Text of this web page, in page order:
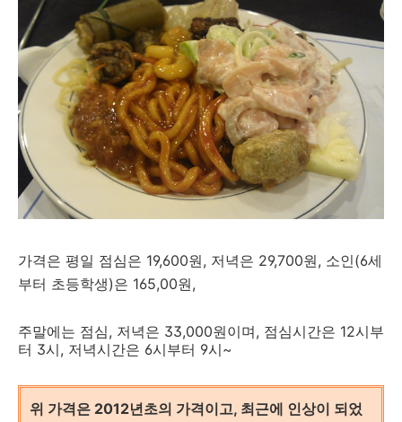
가격은 평일 점심은 19,600원, 저녁은 29,700원, 소인(6세
부터 초등학생)은 165,00원,
주말에는 점심, 저녁은 33,000원이며, 점심시간은 12시부
터 3시, 저녁시간은 6시부터 9시~
위 가격은 2012년초의 가격이고, 최근에 인상이 되었